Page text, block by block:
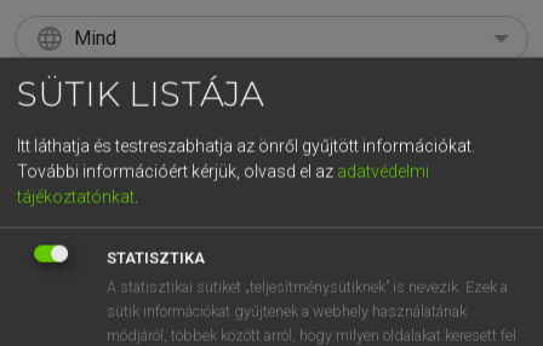
language Mind
search
KERESÉS
Díjmentes angol szótár
tanácsadó
SÜTIK LISTÁJA
Itt láthatja és testreszabhatja az önről gyűjtött információkat.
További információért kérjük, olvasd el az adatvédelmi
tájékoztatónkat
STATISZTIKA
A statisztikai sütiket „teljesítménysütiknek” is nevezik. Ezek a
sütik információkat gyűjtenek a webhely használatának
módjáról, többek között arról, hogy milyen oldalakat keresett fel
GR
5 6 7 8 9 ö ü ó
r t z u i o p ő ú
k l ű
n m , . AltGr